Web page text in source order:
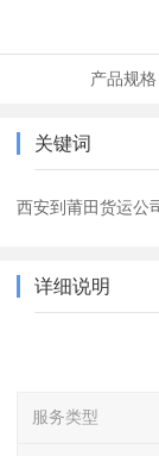
产品规格
关键词
西安到莆田货运公
详细说明
服务类型